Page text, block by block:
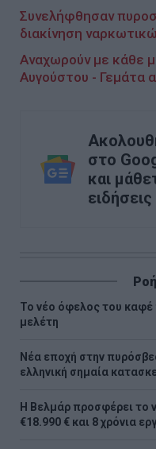
Συνελήφθησαν
διακίνηση
Αναχωρούν με κάθε
Αυγούστου - Γεμάτα
στο
και
ειδήσεις
Το νέο όφελος του καφέ
μελέτη
Νέα εποχή στην
ελληνική σημαία
Η Βελμάρ προσφέρει τo
€18.990 € και 8 χρόνια